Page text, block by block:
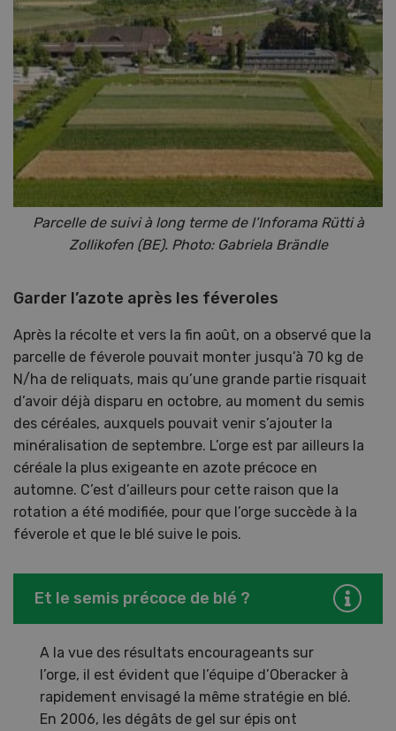
Parcelle de suivi à long terme de l’Inforama Rütti à
Zollikofen (BE). Photo: Gabriela Brändle
Garder l’azote après les féveroles
Après la récolte et vers la fin août, on a observé que la
parcelle de féverole pouvait monter jusqu’à 70 kg de
N/ha de reliquats, mais qu’une grande partie risquait
d’avoir déjà disparu en octobre, au moment du semis
des céréales, auxquels pouvait venir s’ajouter la
minéralisation de septembre. L’orge est par ailleurs la
céréale la plus exigeante en azote précoce en
automne. C’est d’ailleurs pour cette raison que la
rotation a été modifiée, pour que l’orge succède à la
féverole et que le blé suive le pois.
Et le semis précoce de blé ?
A la vue des résultats encourageants sur
l’orge, il est évident que l’équipe d’Oberacker à
rapidement envisagé la même stratégie en blé.
En 2006, les dégâts de gel sur épis ont